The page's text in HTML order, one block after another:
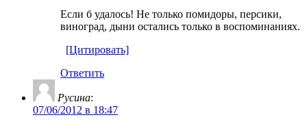
Если б удалось! Не только помидоры, персики,
виноград, дыни остались только в воспоминаниях.
[Цитировать]
Ответить
Русина:
07/06/2012 в 18:47